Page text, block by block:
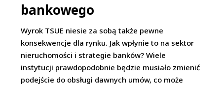
bankowego
Wyrok TSUE niesie za sobą także pewne
konsekwencje dla rynku. Jak wpłynie to na sektor
nieruchomości i strategie banków? Wiele
instytucji prawdopodobnie będzie musiało zmienić
podejście do obsługi dawnych umów, co może